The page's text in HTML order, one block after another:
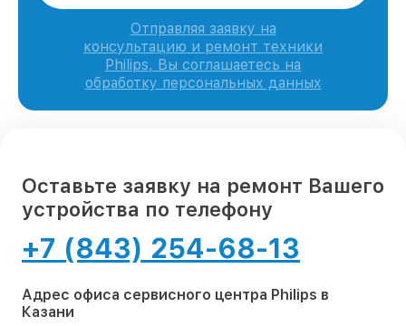
Отправляя заявку на
консультацию и ремонт техники
Philips, Вы соглашаетесь на
обработку персональных данных
Оставьте заявку на ремонт Вашего
устройства по телефону
+7 (843) 254-68-13
Адрес офиса сервисного центра Philips в
Казани